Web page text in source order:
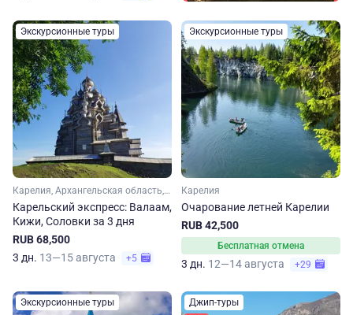
Экскурсионные туры
Карелия, Архангельская область, Арктика
Карельский экспресс: Валаам,
Кижи, Соловки за 3 дня
RUB 68,500
3 дн. 13—15 августа +5
Экскурсионные туры
Карелия
Очарование летней Карелии
RUB 42,500
Бесплатная отмена
3 дн. 12—14 августа +29
Экскурсионные туры
Джип-туры